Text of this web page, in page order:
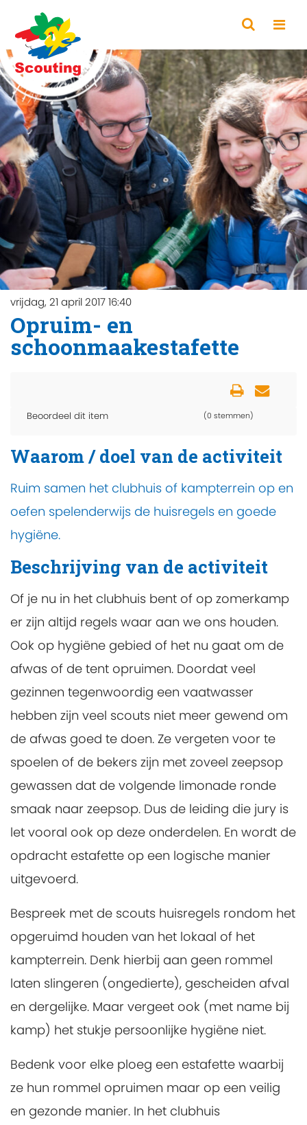
vrijdag, 21 april 2017 16:40
Opruim- en
schoonmaakestafette
Beoordeel dit item (0 stemmen)
Waarom / doel van de activiteit
Ruim samen het clubhuis of kampterrein op en
oefen spelenderwijs de huisregels en goede
hygiëne.
Beschrijving van de activiteit
Of je nu in het clubhuis bent of op zomerkamp
er zijn altijd regels waar aan we ons houden.
Ook op hygiëne gebied of het nu gaat om de
afwas of de tent opruimen. Doordat veel
gezinnen tegenwoordig een vaatwasser
hebben zijn veel scouts niet meer gewend om
de afwas goed te doen. Ze vergeten voor te
spoelen of de bekers zijn met zoveel zeepsop
gewassen dat de volgende limonade ronde
smaak naar zeepsop. Dus de leiding die jury is
let vooral ook op deze onderdelen. En wordt de
opdracht estafette op een logische manier
uitgevoerd.
Bespreek met de scouts huisregels rondom het
opgeruimd houden van het lokaal of het
kampterrein. Denk hierbij aan geen rommel
laten slingeren (ongedierte), gescheiden afval
en dergelijke. Maar vergeet ook (met name bij
kamp) het stukje persoonlijke hygiëne niet.
Bedenk voor elke ploeg een estafette waarbij
ze hun rommel opruimen maar op een veilig
en gezonde manier. In het clubhuis